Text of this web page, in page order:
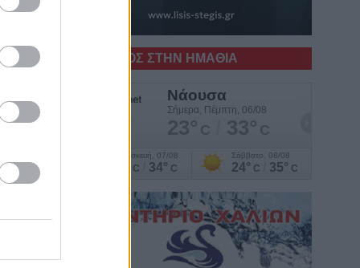
Ο ΚΑΙΡΟΣ ΣΤΗΝ ΗΜΑΘΙΑ